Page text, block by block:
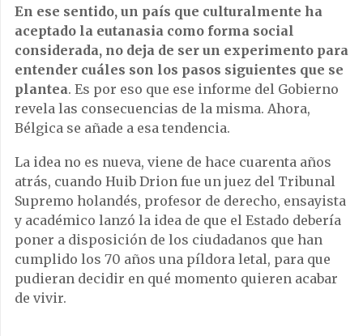
En ese sentido, un país que culturalmente ha
aceptado la eutanasia como forma social
considerada, no deja de ser un experimento para
entender cuáles son los pasos siguientes que se
plantea. Es por eso que ese informe del Gobierno
revela las consecuencias de la misma. Ahora,
Bélgica se añade a esa tendencia.
La idea no es nueva, viene de hace cuarenta años
atrás, cuando Huib Drion fue un juez del Tribunal
Supremo holandés, profesor de derecho, ensayista
y académico lanzó la idea de que el Estado debería
poner a disposición de los ciudadanos que han
cumplido los 70 años una píldora letal, para que
pudieran decidir en qué momento quieren acabar
de vivir.